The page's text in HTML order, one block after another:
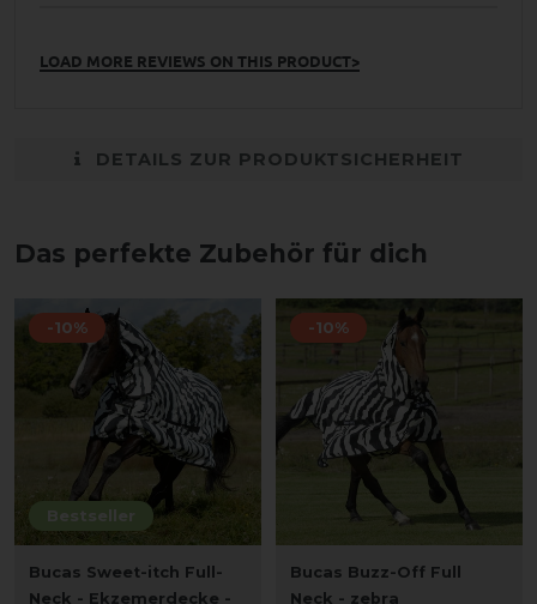
LOAD MORE REVIEWS ON THIS PRODUCT>
DETAILS ZUR PRODUKTSICHERHEIT
Das perfekte Zubehör für dich
Bestseller
-10%
Bucas Sweet-itch Full-
Neck - Ekzemerdecke -
-10%
Bucas Buzz-Off Full
Neck - zebra